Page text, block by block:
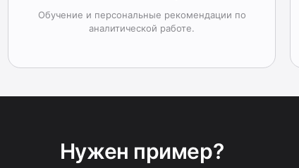
Обучение и персональные рекомендации по
аналитической работе.
Нужен пример?